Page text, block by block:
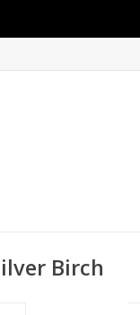
Birch